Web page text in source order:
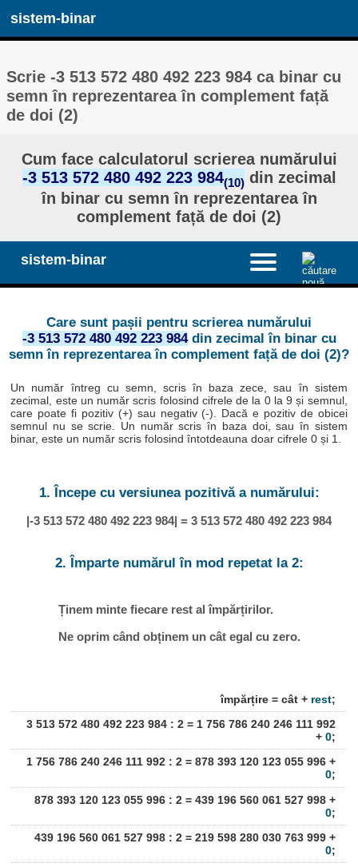
sistem-binar
Scrie -3 513 572 480 492 223 984 ca binar cu
semn în reprezentarea în complement față
de doi (2)
Cum face calculatorul scrierea numărului
-3 513 572 480 492 223 984(10) din zecimal
în binar cu semn în reprezentarea în
complement față de doi (2)
sistem-binar
Care sunt pașii pentru scrierea numărului
-3 513 572 480 492 223 984din zecimal în binar cu
semn în reprezentarea în complement față de doi (2)?
Un număr întreg cu semn, scris în baza zece, sau în sistem
zecimal, este un număr scris folosind cifrele de la 0 la 9 și semnul,
care poate fi pozitiv (+) sau negativ (-). Dacă e pozitiv de obicei
semnul nu se scrie. Un număr scris în baza doi, sau în sistem
binar, este un număr scris folosind întotdeauna doar cifrele 0 și 1.
1. Începe cu versiunea pozitivă a numărului:
|-3 513 572 480 492 223 984| = 3 513 572 480 492 223 984
2. Împarte numărul în mod repetat la 2:
Ținem minte fiecare rest al împărțirilor.
Ne oprim când obținem un cât egal cu zero.
împărțire = cât + rest;
3 513 572 480 492 223 984 : 2 = 1 756 786 240 246 111 992
+ 0;
1 756 786 240 246 111 992 : 2 = 878 393 120 123 055 996 +
0;
878 393 120 123 055 996 : 2 = 439 196 560 061 527 998 +
0;
439 196 560 061 527 998 : 2 = 219 598 280 030 763 999 +
0;